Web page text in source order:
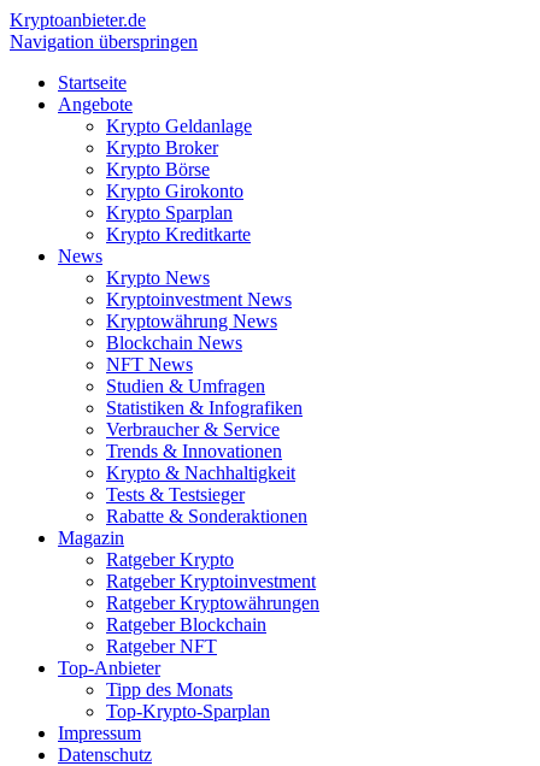
Kryptoanbieter.de
Navigation überspringen
Startseite
Angebote
Krypto Geldanlage
Krypto Broker
Krypto Börse
Krypto Girokonto
Krypto Sparplan
Krypto Kreditkarte
News
Krypto News
Kryptoinvestment News
Kryptowährung News
Blockchain News
NFT News
Studien & Umfragen
Statistiken & Infografiken
Verbraucher & Service
Trends & Innovationen
Krypto & Nachhaltigkeit
Tests & Testsieger
Rabatte & Sonderaktionen
Magazin
Ratgeber Krypto
Ratgeber Kryptoinvestment
Ratgeber Kryptowährungen
Ratgeber Blockchain
Ratgeber NFT
Top-Anbieter
Tipp des Monats
Top-Krypto-Sparplan
Impressum
Datenschutz